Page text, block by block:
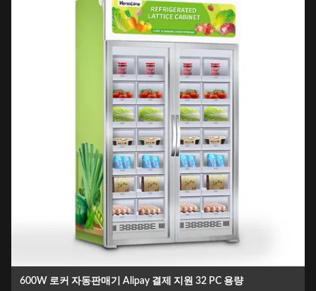
600W 로커 자동판매기 Alipay 결제 지원 32 PC 용량